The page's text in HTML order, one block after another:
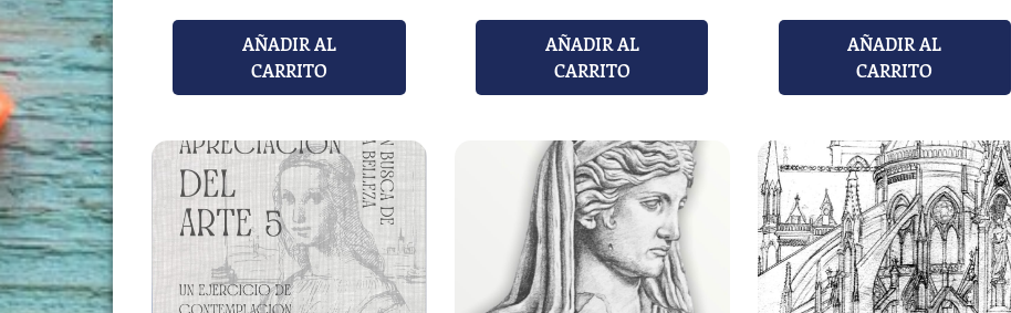
AÑADIR AL
CARRITO
AÑADIR AL
CARRITO
AÑADIR AL
CARRITO